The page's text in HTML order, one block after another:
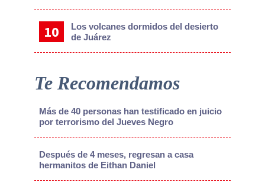
Los volcanes dormidos del desierto
de Juárez
Te Recomendamos
Más de 40 personas han testificado en juicio
por terrorismo del Jueves Negro
Después de 4 meses, regresan a casa
hermanitos de Eithan Daniel